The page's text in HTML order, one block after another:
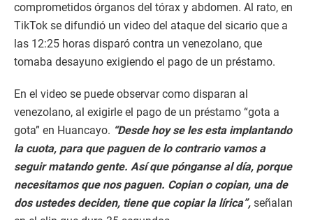
comprometidos órganos del tórax y abdomen. Al rato, en
TikTok se difundió un video del ataque del sicario que a
las 12:25 horas disparó contra un venezolano, que
tomaba desayuno exigiendo el pago de un préstamo.
En el video se puede observar como disparan al
venezolano, al exigirle el pago de un préstamo “gota a
gota” en Huancayo. “Desde hoy se les esta implantando
la cuota, para que paguen de lo contrario vamos a
seguir matando gente. Así que pónganse al día, porque
necesitamos que nos paguen. Copian o copian, una de
dos ustedes deciden, tiene que copiar la lírica”, señalan